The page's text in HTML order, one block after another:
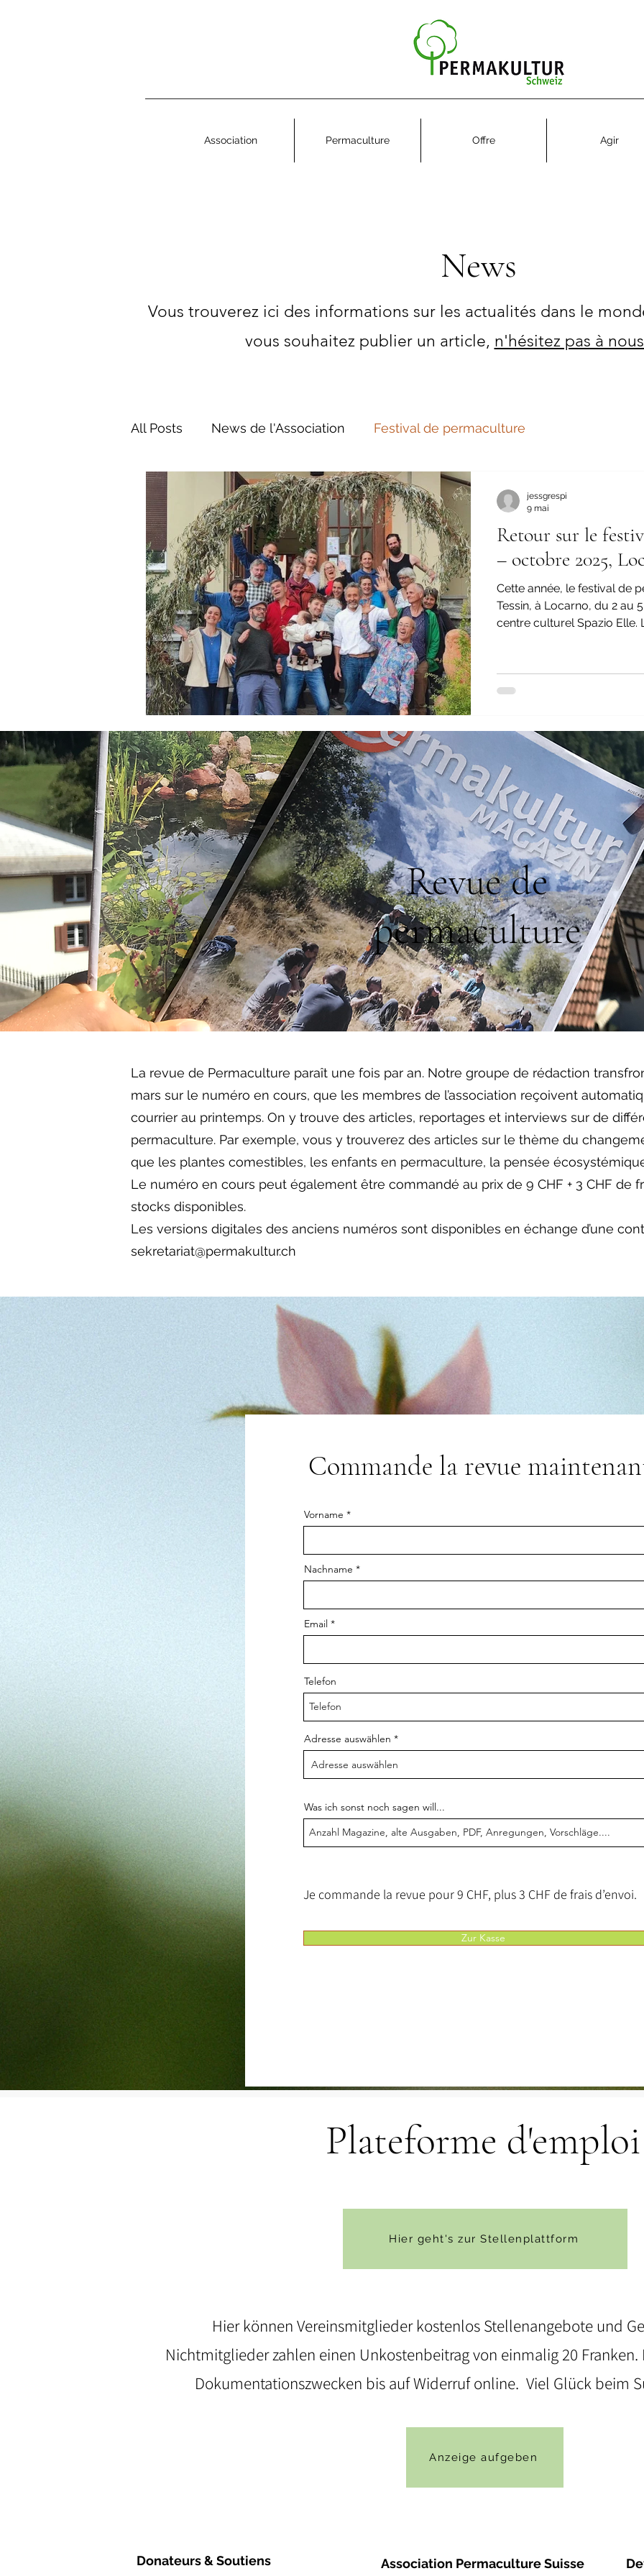
Association Permaculture Offre Agir
News
Vous trouverez ici des informations sur les actualités dans le
vous souhaitez publier un article, n'hésitez pas à
All Posts News de l'Association Festival de permaculture
Retour sur le
– octobre 2025,
Cette année, le festival de
Tessin, à Locarno, du 2 au
centre culturel Spazio Elle.
bénévoles. Le festival
concepts : celui de la
jessgrespi
9 mai
Revue de
permaculture
La revue de Permaculture paraît une fois par an. Notre groupe de rédaction
mars sur le numéro en cours, que les membres de l’association reçoivent
courrier au printemps. On y trouve des articles, reportages et interviews sur de
permaculture. Par exemple, vous y trouverez des articles sur le thème du
que les plantes comestibles, les enfants en permaculture, la pensée
Le numéro en cours peut également être commandé au prix de 9 CHF + 3 CHF de
stocks disponibles.
Les versions digitales des anciens numéros sont disponibles en échange d’une
sekretariat@permakultur.ch
Commande la revue
Vorname
Nachname
Email
Telefon
Adresse auswählen
Was ich sonst noch sagen will...
Je commande la revue pour 9 CHF, plus 3 CHF de frais d’envoi.
Zur Kasse
Plateforme d'emploi
Hier geht's zur Stellenplattform
Hier können Vereinsmitglieder kostenlos Stellenangebote und
Nichtmitglieder zahlen einen Unkostenbeitrag von einmalig 20 Franken.
Dokumentationszwecken bis auf Widerruf online. Viel Glück beim
Anzeige aufgeben
Donateurs & Soutiens Association Permaculture Suisse